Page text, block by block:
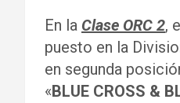
En la Clase ORC 2,
puesto en la
en segunda
«BLUE CROSS &